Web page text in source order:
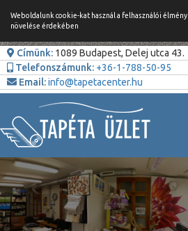
Weboldalunk cookie-kat használ a felhasználói élmény
növelése érdekében
Címünk: 1089 Budapest, Delej utca 43.
Telefonszámunk: +36-1-788-50-95
Email:info@tapetacenter.hu